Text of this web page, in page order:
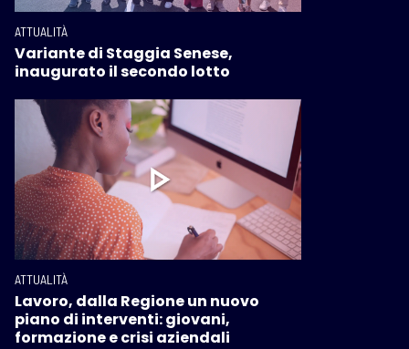
ATTUALITÀ
Variante di Staggia Senese,
inaugurato il secondo lotto
ATTUALITÀ
Lavoro, dalla Regione un nuovo
piano di interventi: giovani,
formazione e crisi aziendali